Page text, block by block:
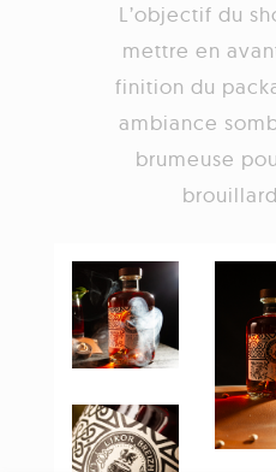
L’objectif du
mettre en
finition du
ambiance
brumeuse